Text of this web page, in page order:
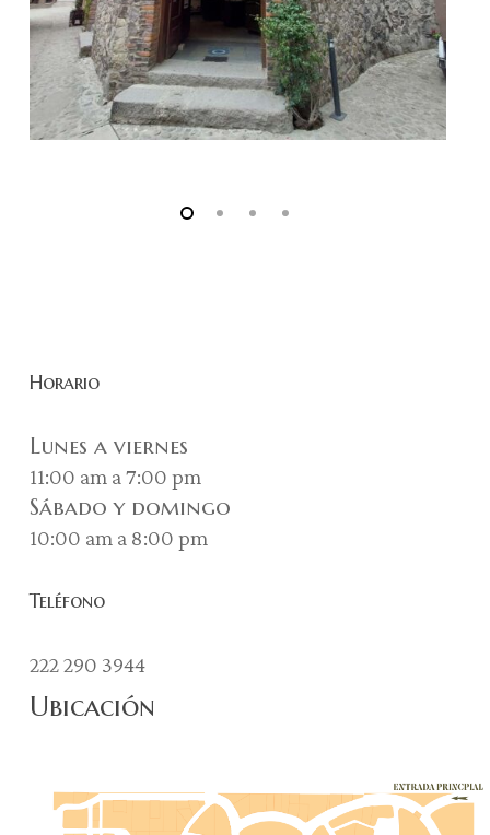
Horario
Lunes a viernes
11:00 am a 7:00 pm
Sábado y domingo
10:00 am a 8:00 pm
Teléfono
222 290 3944
Ubicación